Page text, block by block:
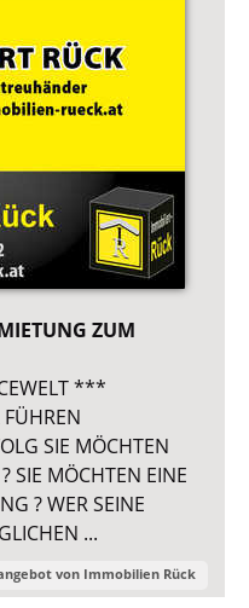
ZUM
***
SIE MÖCHTEN
SIE MÖCHTEN EINE
? WER SEINE
...
von Immobilien Rück